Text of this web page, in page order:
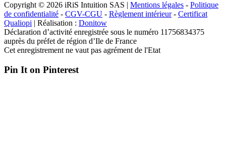
Copyright © 2026 iRiS Intuition SAS | Mentions légales - Politique
de confidentialité - CGV-CGU - Règlement intérieur- Certificat
Qualiopi | Réalisation : Donitow
Déclaration d’activité enregistrée sous le numéro 11756834375
auprès du préfet de région d’Ile de France
Cet enregistrement ne vaut pas agrément de l'Etat
Pin It on Pinterest